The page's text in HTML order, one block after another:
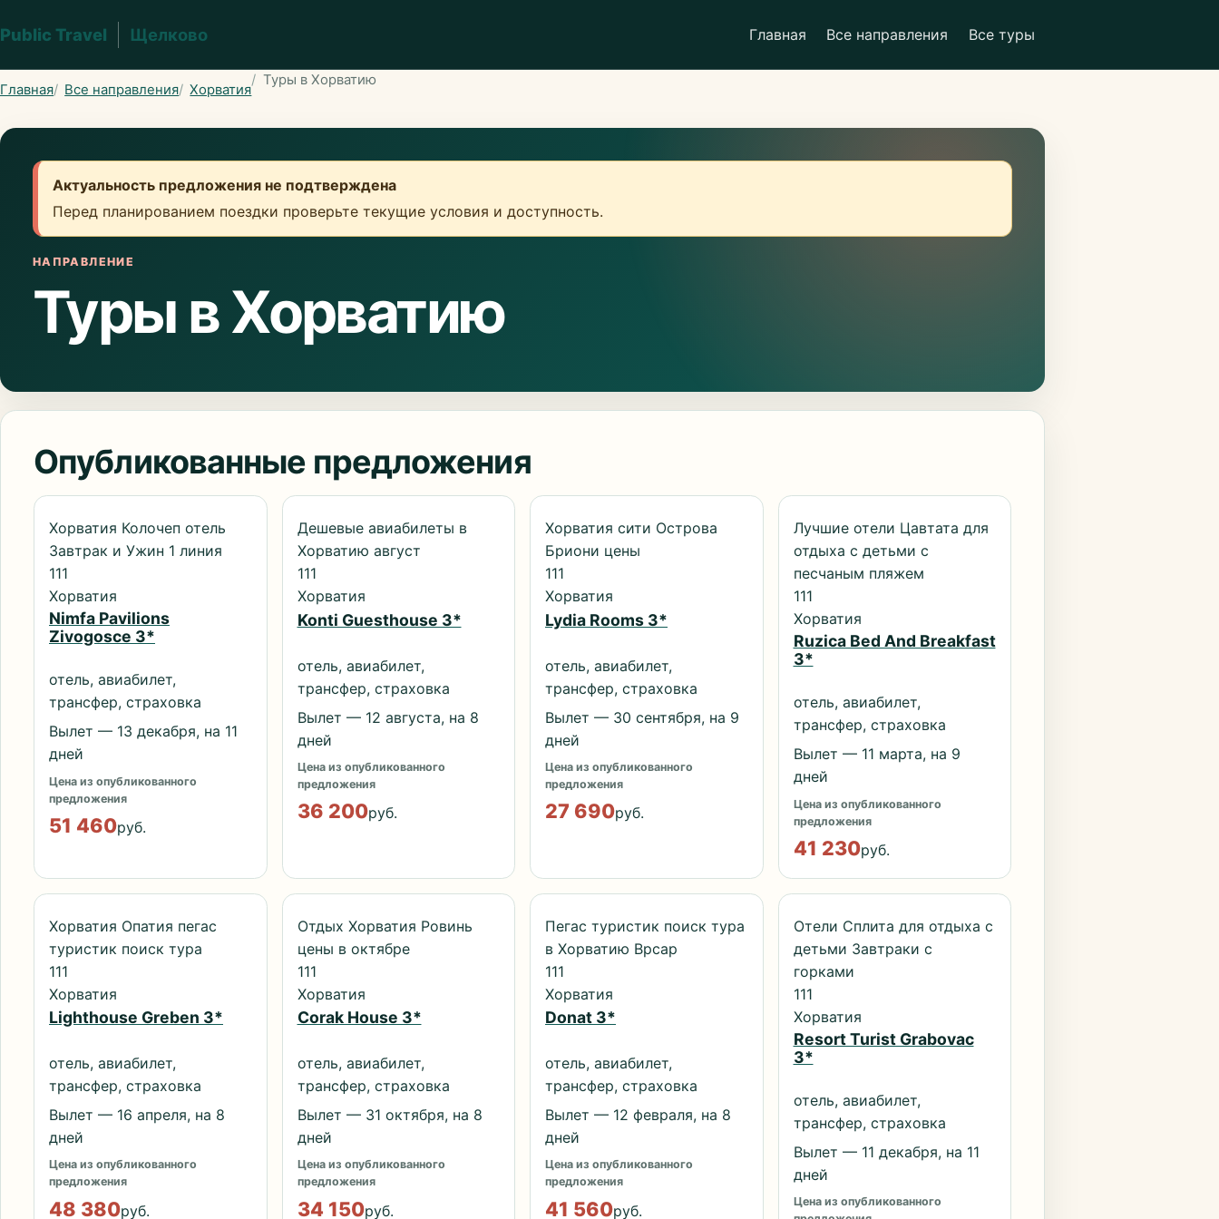
Public Travel Щелково Главная Все направления Все туры
Главная Все направления Хорватия
Туры в Хорватию
Актуальность предложения не подтверждена
Перед планированием поездки проверьте текущие условия и доступность.
НАПРАВЛЕНИЕ
Туры в Хорватию
Опубликованные предложения
Хорватия Колочеп отель
Завтрак и Ужин 1 линия
111
Хорватия
Nimfa Pavilions
Zivogosce 3*
отель, авиабилет,
трансфер, страховка
Вылет — 13 декабря, на 11
дней
Цена из опубликованного
предложения
51 460руб.
Дешевые авиабилеты в
Хорватию август
111
Хорватия
Konti Guesthouse 3*
отель, авиабилет,
трансфер, страховка
Вылет — 12 августа, на 8
дней
Цена из опубликованного
предложения
36 200руб.
Хорватия сити Острова
Бриони цены
111
Хорватия
Lydia Rooms 3*
отель, авиабилет,
трансфер, страховка
Вылет — 30 сентября, на 9
дней
Цена из опубликованного
предложения
27 690руб.
Лучшие отели Цавтата для
отдыха с детьми с
песчаным пляжем
111
Хорватия
Ruzica Bed And Breakfast
3*
отель, авиабилет,
трансфер, страховка
Вылет — 11 марта, на 9
дней
Цена из опубликованного
предложения
41 230руб.
Хорватия Опатия пегас
туристик поиск тура
111
Хорватия
Lighthouse Greben 3*
отель, авиабилет,
трансфер, страховка
Вылет — 16 апреля, на 8
дней
Цена из опубликованного
предложения
48 380руб.
Отдых Хорватия Ровинь
цены в октябре
111
Хорватия
Corak House 3*
отель, авиабилет,
трансфер, страховка
Вылет — 31 октября, на 8
дней
Цена из опубликованного
предложения
34 150руб.
Пегас туристик поиск тура
в Хорватию Врсар
111
Хорватия
Donat 3*
отель, авиабилет,
трансфер, страховка
Вылет — 12 февраля, на 8
дней
Цена из опубликованного
предложения
41 560руб.
Отели Сплита для отдыха с
детьми Завтраки с
горками
111
Хорватия
Resort Turist Grabovac
3*
отель, авиабилет,
трансфер, страховка
Вылет — 11 декабря, на 11
дней
Цена из опубликованного